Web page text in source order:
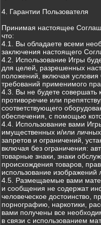
4. Гарантии Пользователя
Принимая настоящее
что:
4.1. Вы обладаете всеми
заключения настоящего
4.2. Использование Игры
для целей, разрешенных
положений, включая
требований применимого
4.3. Вы не будете совершать
противоречие или
соответствующего
обеспечения, с помощью
4.4. Использование вами
имущественных и/или
запретов и ограничений,
включая без ограничения:
товарные знаки, знаки
происхождения товаров,
использование
4.5. Размещаемые вами
и сообщения не содержат
человеческое достоинство,
порнографию, наркотики,
вами получены все
в связи с использованием